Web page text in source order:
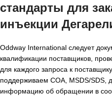
стандарты для
инъекции
Oddway International следует
квалификации поставщиков,
для каждого запроса к
поддерживаем COA, MSDS/SDS,
информацию об обращении в